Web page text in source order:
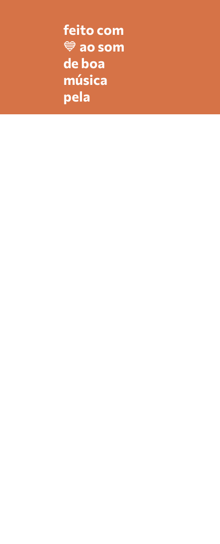
feito com
💙 ao som
de boa
música
pela